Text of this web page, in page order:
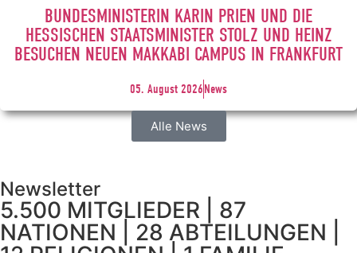
BUNDESMINISTERIN KARIN PRIEN UND DIE
HESSISCHEN STAATSMINISTER STOLZ UND HEINZ
BESUCHEN NEUEN MAKKABI CAMPUS IN FRANKFURT
05. August 2026News
Alle News
Newsletter
5.500 MITGLIEDER | 87
NATIONEN | 28 ABTEILUNGEN |